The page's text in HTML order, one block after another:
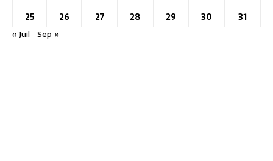
25
26 27 28 29 30
31
« Juil Sep »